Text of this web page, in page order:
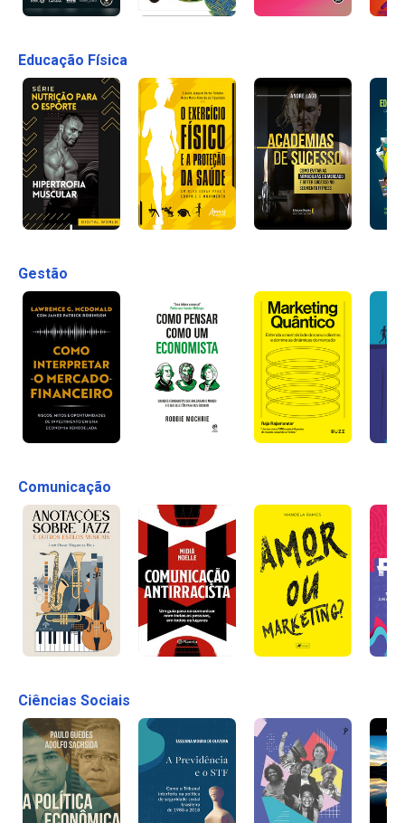
Educação Física
Gestão
Comunicação
Ciências Sociais